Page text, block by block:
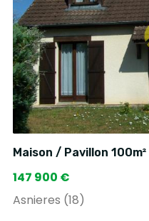
Maison / Pavillon 100m²
147 900 €
Asnieres (18)